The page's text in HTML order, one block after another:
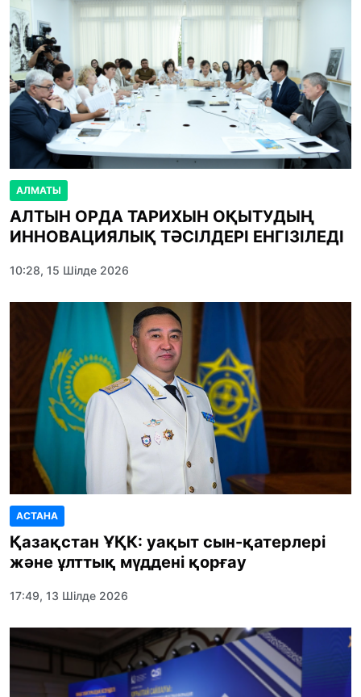
АЛМАТЫ
АЛТЫН ОРДА ТАРИХЫН ОҚЫТУДЫҢ
ИННОВАЦИЯЛЫҚ ТӘСІЛДЕРІ ЕНГІЗІЛЕДІ
10:28, 15 Шілде 2026
АСТАНА
Қазақстан ҰҚК: уақыт сын-қатерлері
және ұлттық мүддені қорғау
17:49, 13 Шілде 2026